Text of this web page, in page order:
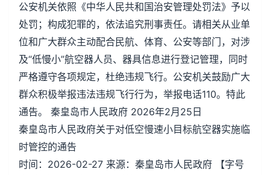
公安机关依照《中华人民共和国治安管理处罚法》予以
处罚；构成犯罪的，依法追究刑事责任。请相关从业单
位和广大群众主动配合民航、体育、公安等部门，对涉
及“低慢小”航空器人员、器具信息进行登记管理，同时
严格遵守各项规定，杜绝违规飞行。公安机关鼓励广大
群众积极举报违法违规飞行行为，举报电话110。特此
通告。 秦皇岛市人民政府 2026年2月25日
秦皇岛市人民政府关于对低空慢速小目标航空器实施临
时管控的通告
时间：2026-02-27 来源：秦皇岛市人民政府 【字号